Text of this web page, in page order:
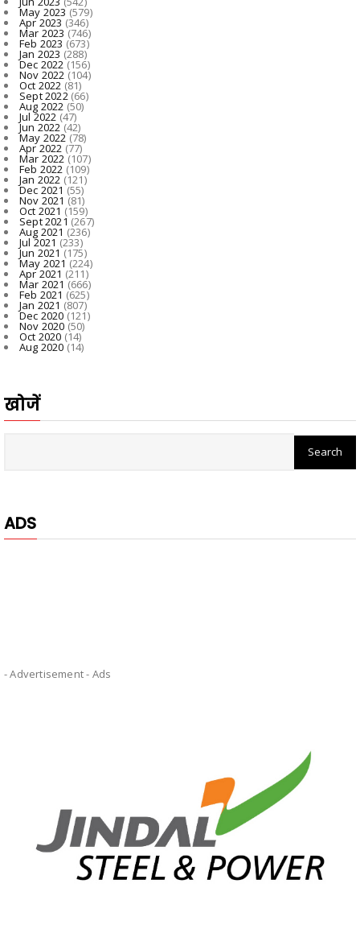
May 2023(579)
Apr 2023 (346)
Mar 2023 (746)
Feb 2023 (673)
Jan 2023 (288)
Dec 2022(156)
Nov 2022 (104)
Oct 2022 (81)
Sept 2022(66)
Aug 2022 (50)
Jul 2022 (47)
Jun 2022(42)
May 2022(78)
Apr 2022 (77)
Mar 2022(107)
Feb 2022 (109)
Jan 2022 (121)
Dec 2021 (55)
Nov 2021 (81)
Oct 2021 (159)
Sept 2021 (267)
Aug 2021 (236)
Jul 2021 (233)
Jun 2021(175)
May 2021(224)
Apr 2021 (211)
Mar 2021 (666)
Feb 2021 (625)
Jan 2021 (807)
Dec 2020(121)
Nov 2020 (50)
Oct 2020 (14)
Aug 2020(14)
खोजें
ADS
- Advertisement - Ads